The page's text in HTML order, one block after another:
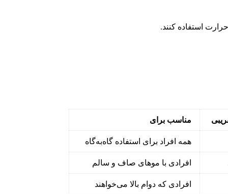
استفاده کنند.
مناسب برای
همه افراد برای استفاده گاه‌به‌گاه
افرادی با موهای صاف و سالم
افرادی که دوام بالا می‌خواهند